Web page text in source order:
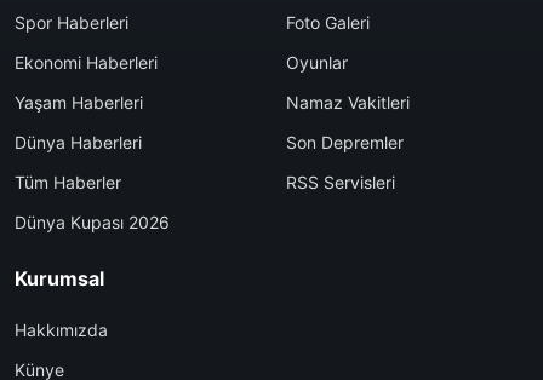
Spor Haberleri
Ekonomi Haberleri
Yaşam Haberleri
Dünya Haberleri
Tüm Haberler
Dünya Kupası 2026
Foto Galeri
Oyunlar
Namaz Vakitleri
Son Depremler
RSS Servisleri
Kurumsal
Hakkımızda
Künye